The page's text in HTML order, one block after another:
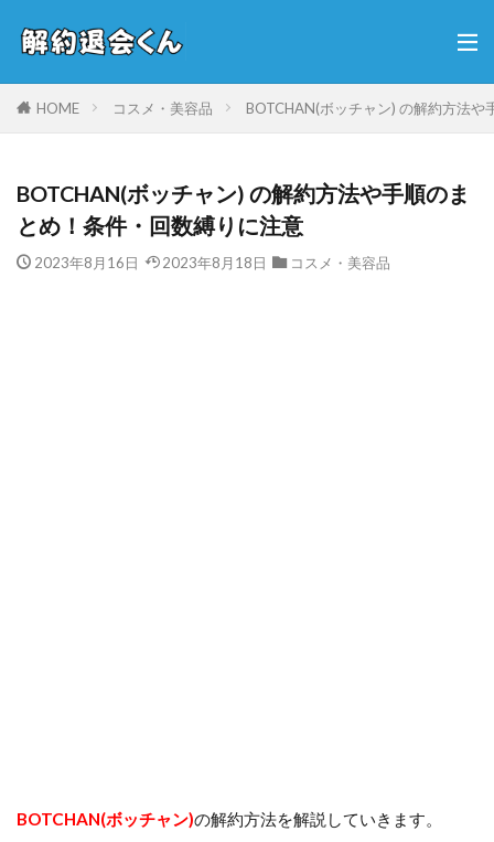
HOME コスメ・美容品 BOTCHAN(ボッチャン) の解約方法
BOTCHAN(ボッチャン) の解約方法や手順のま
とめ！条件・回数縛りに注意
2023年8月16日 2023年8月18日 コスメ・美容品
BOTCHAN(ボッチャン)の解約方法を解説していきます。